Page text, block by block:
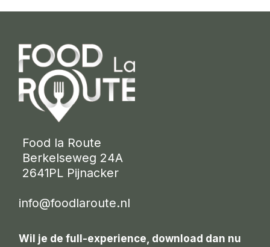
Food la Route
Berkelseweg 24A
2641PL Pijnacker
info@foodlaroute.nl
Wil je de full-experience, download dan nu